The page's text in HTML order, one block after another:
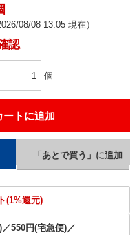
08/08 13:05 現在）
認
個
(1%還元)
／550円(宅急便)／